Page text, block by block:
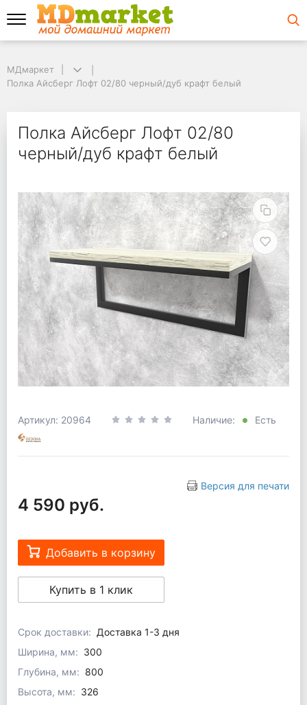
Полка Айсберг Лофт 02/80 черный/дуб крафт белый
Полка Айсберг Лофт
МДмаркет
Полка Айсберг Лофт 02/80 черный/дуб крафт белый
Полка Айсберг Лофт 02/80
черный/дуб крафт белый
Артикул: 20964 Наличие: Есть
Версия для печати
4 590 руб.
Добавить в корзину
Купить в 1 клик
Срок доставки: Доставка 1-3 дня
Ширина, мм: 300
Глубина, мм: 800
Высота, мм: 326